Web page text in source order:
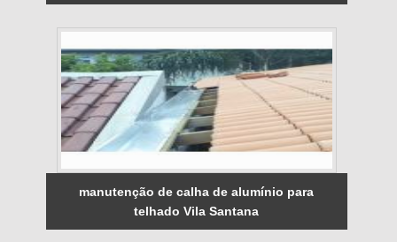
manutenção de calha de alumínio para
telhado Vila Santana